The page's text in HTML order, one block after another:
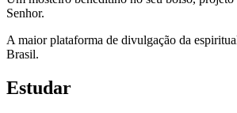
Senhor.
A maior plataforma de divulgação da
Brasil.
Estudar